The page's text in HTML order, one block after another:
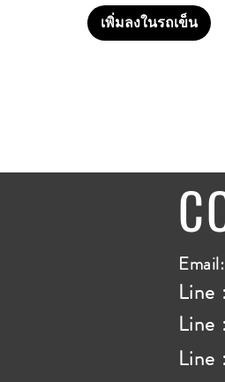
เพิ่มลงในรถเข็น
Email:
Line
Line
Line